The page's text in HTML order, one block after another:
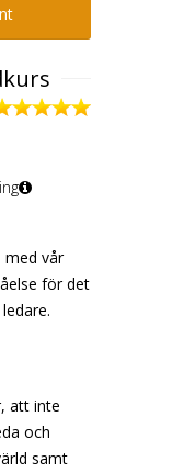
med vår
för det
att inte
och
samt